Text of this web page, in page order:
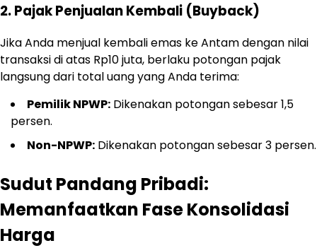
2. Pajak Penjualan Kembali (Buyback)
Jika Anda menjual kembali emas ke Antam dengan nilai
transaksi di atas Rp10 juta, berlaku potongan pajak
langsung dari total uang yang Anda terima:
Pemilik NPWP: Dikenakan potongan sebesar 1,5
persen.
Non-NPWP: Dikenakan potongan sebesar 3 persen.
Sudut Pandang Pribadi:
Memanfaatkan Fase Konsolidasi
Harga